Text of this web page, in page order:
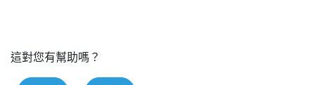
這對您有幫助嗎？